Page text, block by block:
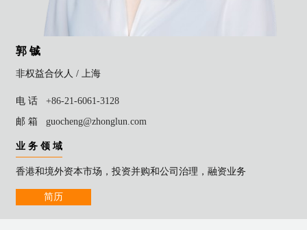
郭 铖
非权益合伙人 /上海
电 话
+86-21-6061-3128
邮 箱
guocheng@zhonglun.com
业 务 领 域
香港和境外资本市场，投资并购和公司治理，融资业务
简历